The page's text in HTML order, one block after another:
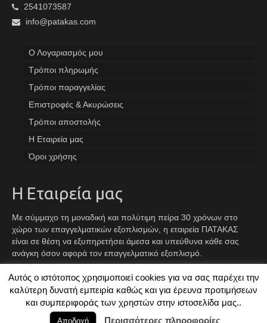
2541073587
info@patakas.com
Ο Λογαριασμός μου
Tρόποι πληρωμής
Τρόποι παραγγελίας
Επιστροφές & Ακυρώσεις
Τρόποι αποστολής
Η Εταιρεία μας
Όροι χρήσης
Η Εταιρεία μας
Με σύμμαχο τη μοναδική και πολύτιμη πείρα 30 χρόνων στο
χώρο των επαγγελματικών εξοπλισμών, η εταιρεία ΠΑΤΑΚΑΣ
είναι σε θέση να εξυπηρετήσει άμεσα και υπεύθυνα κάθε σας
ανάγκη όσον αφορά τον επαγγελματικό εξοπλισμό.
Facebook
Instagram
TikTok
© 2026 ΠΑΤΑΚΑΣ - Created By TechPlace
Αυτός ο ιστότοπος χρησιμοποιεί cookies για να σας παρέχει την
καλύτερη δυνατή εμπειρία καθώς και για έρευνα προτιμήσεων
και συμπεριφοράς των χρηστών στην ιστοσελίδα μας..
Αποδοχή Περισσότερες πληροφορίες